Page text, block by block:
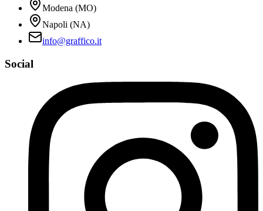
Modena (MO)
Napoli (NA)
info@graffico.it
Social